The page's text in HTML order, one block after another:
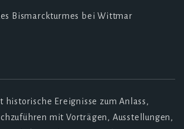
Bismarckturmes bei Wittmar
historische Ereignisse zum Anlass,
mit Vorträgen, Ausstellungen,